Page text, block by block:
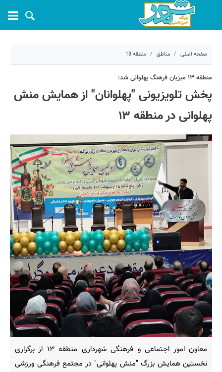
صفحه اصلی مناطق منطقه 13
۲۶ اردیبهشت ۱۴۰۴ - ۱۷:۲۶
کد مطلب: 68415
منطقه ۱۳ میزبان فرهنگ پهلوانی شد:
پخش تلویزیونی "پهلوانان" از همایش منش
پهلوانی در منطقه ۱۳
معاون امور اجتماعی و فرهنگی شهرداری منطقه ۱۳ از برگزاری
نخستین همایش بزرگ "منش پهلوانی" در مجتمع فرهنگی ورزشی